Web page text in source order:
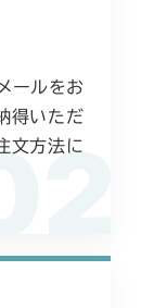
ールをお
得いただ
文方法に